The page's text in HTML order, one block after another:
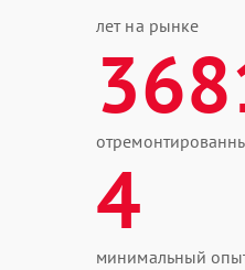
лет на рынке
4
минимальный